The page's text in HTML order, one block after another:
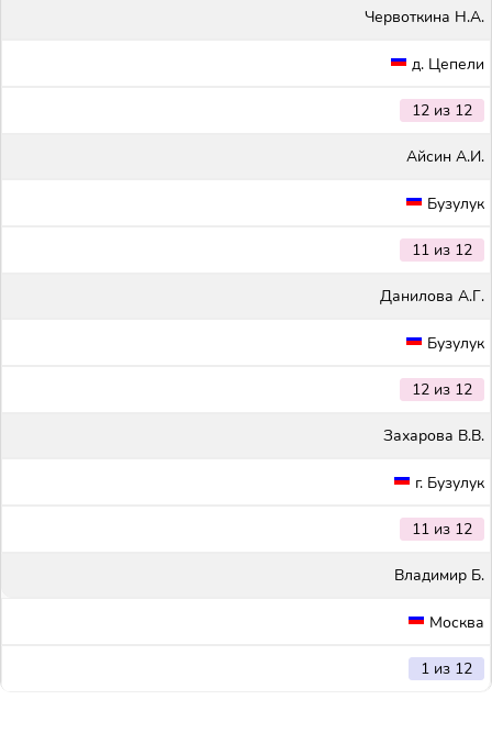
Червоткина Н.А.
д. Цепели
12 из 12
Айсин А.И.
Бузулук
11 из 12
Данилова А.Г.
Бузулук
12 из 12
Захарова В.В.
г. Бузулук
11 из 12
Владимир Б.
Москва
1 из 12